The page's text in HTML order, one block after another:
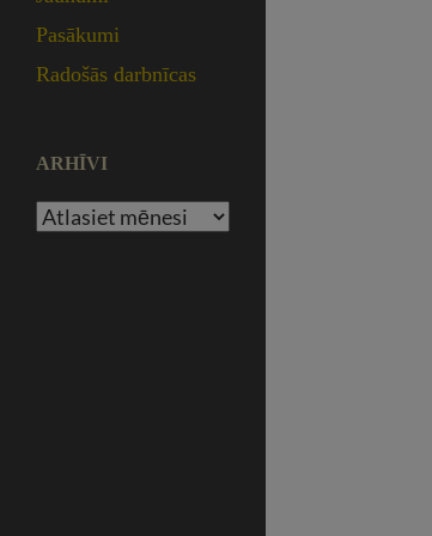
Pasākumi
Radošās darbnīcas
ARHĪVI
Arhīvi